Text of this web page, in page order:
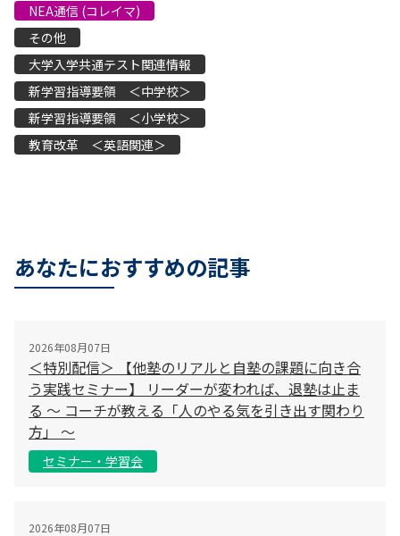
NEA通信 (コレイマ)
その他
大学入学共通テスト関連情報
新学習指導要領 ＜中学校＞
新学習指導要領 ＜小学校＞
教育改革 ＜英語関連＞
あなたにおすすめの記事
2026年08月07日
＜特別配信＞ 【他塾のリアルと自塾の課題に向き合
う実践セミナー】 リーダーが変われば、退塾は止ま
る 〜 コーチが教える「人のやる気を引き出す関わり
方」 〜
セミナー・学習会
2026年08月07日